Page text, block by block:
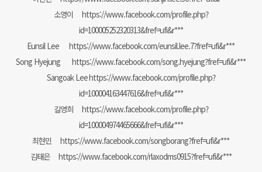
소영이
https://www.facebook.com/profile.php?
id=100005252320313&fref=ufi&r***
Eunsil Lee
https://www.facebook.com/eunsil.lee.7?fref=ufi&r***
Song Hyejung
https://www.facebook.com/song.hyejung?fref=ufi&r***
Sangoak Leehttps://www.facebook.com/profile.php?
id=100004163447616&fref=ufi&r***
길영희
https://www.facebook.com/profile.php?
id=100004974465666&fref=ufi&r***
최현민
https://www.facebook.com/songborang?fref=ufi&r***
김태은
https://www.facebook.com/rlaxodms0915?fref=ufi&r***